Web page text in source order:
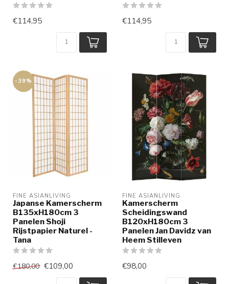
€114,95 €114,95
-39%
FINE ASIANLIVING
Japanse Kamerscherm
B135xH180cm 3
Panelen Shoji
Rijstpapier Naturel -
Tana
€180,00 €109,00
FINE ASIANLIVING
Kamerscherm
Scheidingswand
B120xH180cm 3
Panelen Jan Davidz van
Heem Stilleven
€98,00